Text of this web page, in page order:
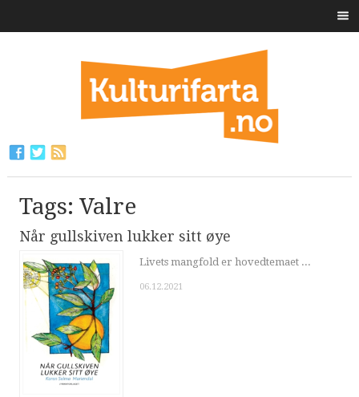
Tags: Valre
Når gullskiven lukker sitt øye
Livets mangfold er hovedtemaet ...
06.12.2021